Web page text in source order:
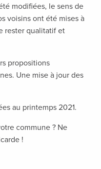
modifiées, le sens de
voisins ont été mises à
rester qualitatif et
propositions
Une mise à jour des
au printemps 2021.
commune ? Ne
!